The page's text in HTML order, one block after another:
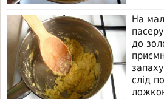
На
до
слід